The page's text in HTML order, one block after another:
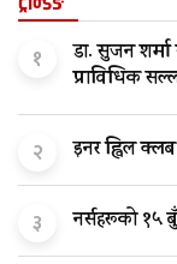
१
डा. सुजन शर्मा
प्राविधिक
२ इनर ह्विल
३ नर्सहरूको १५